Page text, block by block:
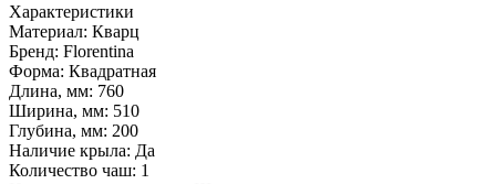
Характеристики
Материал: Кварц
Бренд: Florentina
Форма: Квадратная
Длина, мм: 760
Ширина, мм: 510
Глубина, мм: 200
Наличие крыла: Да
Количество чаш: 1